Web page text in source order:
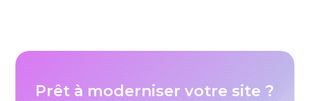
Prêt à moderniser votre site ?